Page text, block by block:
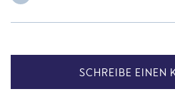
SCHREIBE EINEN